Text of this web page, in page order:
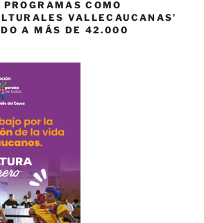
COMO
VALLECAUCANAS’
A MÁS DE 42.000